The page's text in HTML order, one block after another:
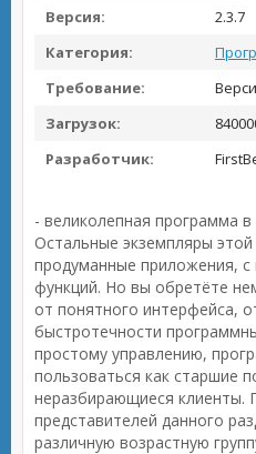
Версия:
2.3.7
Категория:
Требование:
Загрузок:
Разработчик:
- великолепная программа в
Остальные экземпляры
продуманные приложения,
функций. Но вы обретёте
от понятного интерфейса,
быстротечности
простому управлению,
пользоваться как старшие
неразбирающиеся клиенты.
представителей данного
различную возрастную